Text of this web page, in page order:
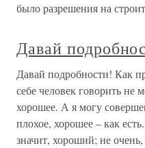
было разрешения на
Давай
Давай подробности! Как
себе человек говорить не
хорошее. А я могу
плохое, хорошее – как
значит, хороший; не